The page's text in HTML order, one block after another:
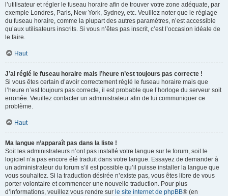
l’utilisateur et régler le fuseau horaire afin de trouver votre zone adéquate, par
exemple Londres, Paris, New York, Sydney, etc. Veuillez noter que le réglage
du fuseau horaire, comme la plupart des autres paramètres, n’est accessible
qu’aux utilisateurs inscrits. Si vous n’êtes pas inscrit, c’est l’occasion idéale de
le faire.
Haut
J’ai réglé le fuseau horaire mais l’heure n’est toujours pas correcte !
Si vous êtes certain d’avoir correctement réglé le fuseau horaire mais que
l’heure n’est toujours pas correcte, il est probable que l’horloge du serveur soit
erronée. Veuillez contacter un administrateur afin de lui communiquer ce
problème.
Haut
Ma langue n’apparaît pas dans la liste !
Soit les administrateurs n’ont pas installé votre langue sur le forum, soit le
logiciel n’a pas encore été traduit dans votre langue. Essayez de demander à
un administrateur du forum s’il est possible qu’il puisse installer la langue que
vous souhaitez. Si la traduction désirée n’existe pas, vous êtes libre de vous
porter volontaire et commencer une nouvelle traduction. Pour plus
d’informations, veuillez vous rendre sur le site internet de phpBB® (en